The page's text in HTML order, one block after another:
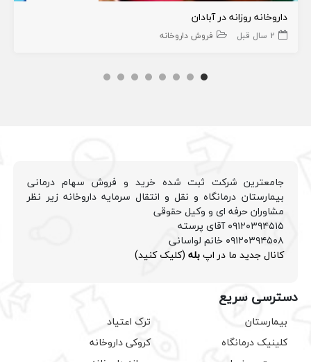
داروخانه روزانه در آبادان
2 سال قبل فروش داروخانه
جامعترین شرکت ثبت شده خرید و فروش سهام درمانی
بیمارستان درمانگاه و نقل و انتقال سرمایه داروخانه زیر نظر
مشاوران حرفه ای و وکیل حقوقی
۰۹۱۲۰۳۹۴۵۱۵ آقای پرسته
۰۹۱۲۰۳۹۴۵۰۸ خانم لواسانی
کانال جدید ما در اپبله (کلیک کنید)
دسترسی سریع
بیمارستان
کلینیک درمانگاه
ترک اعتیاد
کروکی داروخانه